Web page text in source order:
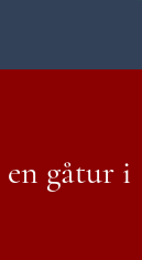
gåtur i